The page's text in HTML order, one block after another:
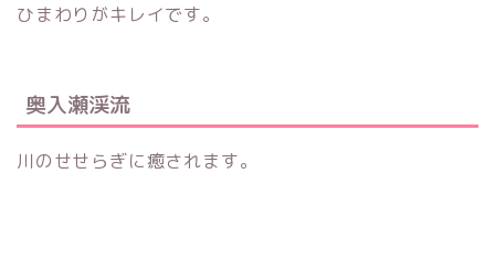
ひまわりがキレイです。
奥入瀬渓流
川のせせらぎに癒されます。